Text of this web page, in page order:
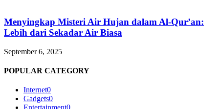
Menyingkap Misteri Air Hujan dalam Al-Qur’an:
Lebih dari Sekadar Air Biasa
September 6, 2025
POPULAR CATEGORY
Internet0
Gadgets0